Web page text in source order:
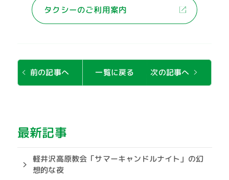
タクシーのご利用案内
前の記事へ 一覧に戻る 次の記事へ
最新記事
軽井沢高原教会「サマーキャンドルナイト」の幻
想的な夜